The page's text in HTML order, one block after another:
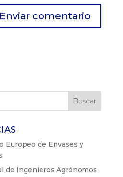
Europeo de Envases y
de Ingenieros Agrónomos